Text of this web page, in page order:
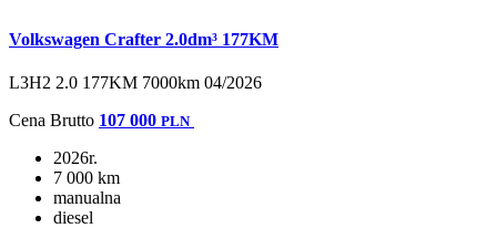
Volkswagen Crafter 2.0dm³ 177KM
L3H2 2.0 177KM 7000km 04/2026
Cena Brutto 107 000 PLN
2026r.
7 000 km
manualna
diesel